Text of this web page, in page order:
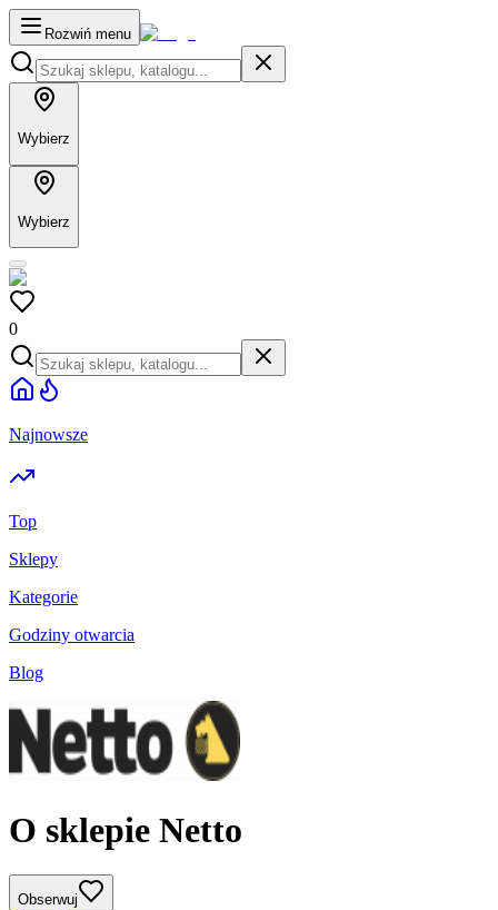
Rozwiń menu
Wybierz
Wybierz
0
Najnowsze
Top
Sklepy
Kategorie
Godziny otwarcia
Blog
O sklepie Netto
Obserwuj